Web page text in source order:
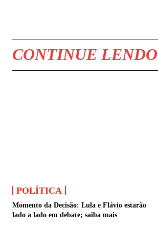
CONTINUE LENDO
POLÍTICA
Momento da Decisão: Lula e Flávio estarão
lado a lado em debate; saiba mais